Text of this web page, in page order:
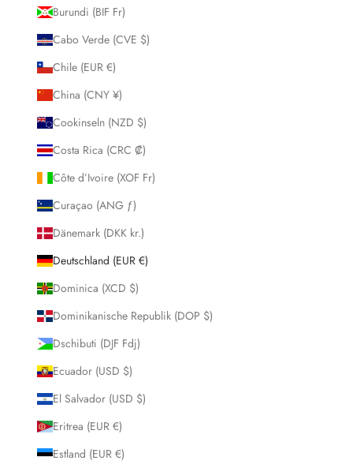
Burundi (BIF Fr)
Cabo Verde (CVE $)
Chile (EUR €)
China (CNY ¥)
Cookinseln (NZD $)
Costa Rica (CRC ₡)
Côte d’Ivoire (XOF Fr)
Curaçao (ANG ƒ)
Dänemark (DKK kr.)
Deutschland (EUR €)
Dominica (XCD $)
Dominikanische Republik (DOP $)
Dschibuti (DJF Fdj)
Ecuador (USD $)
El Salvador (USD $)
Eritrea (EUR €)
Estland (EUR €)